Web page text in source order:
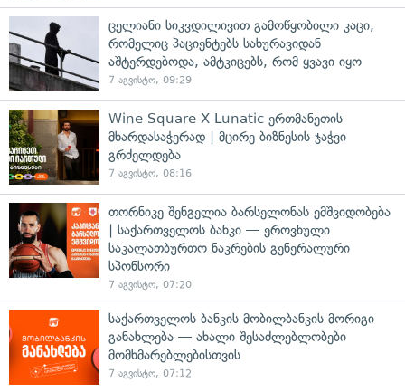
ცელიანი სიკვდილივით გამოწყობილი კაცი,
რომელიც პაციენტებს სახურავიდან
აშტერდებოდა, ამტკიცებს, რომ ყვავი იყო
7 აგვისტო, 09:29
Wine Square X Lunatic ერთმანეთის
მხარდასაჭერად | მცირე ბიზნესის ჯაჭვი
გრძელდება
7 აგვისტო, 08:16
თორნიკე შენგელია ბარსელონას ემშვიდობება
| საქართველოს ბანკი — ეროვნული
საკალათბურთო ნაკრების გენერალური
სპონსორი
7 აგვისტო, 07:20
საქართველოს ბანკის მობილბანკის მორიგი
განახლება — ახალი შესაძლებლობები
მომხმარებლებისთვის
7 აგვისტო, 07:12